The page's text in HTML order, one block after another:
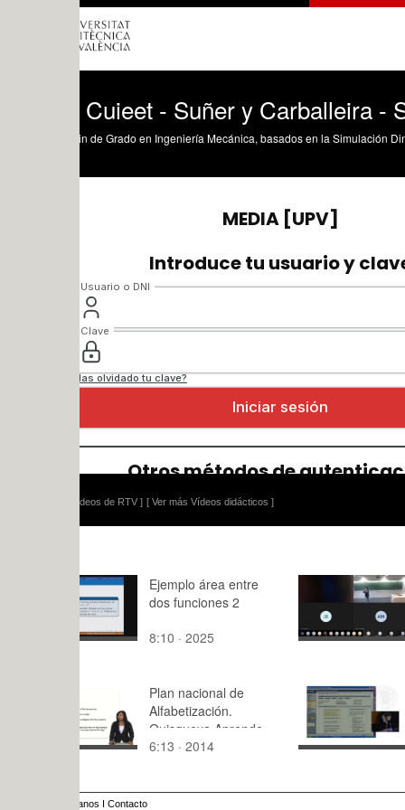
- Suñer y Carballeira - SDSM
de Grado en Ingeniería Mecánica, basados en la Simulación Dinámica de
[ Ver más Vídeos didácticos ]
Ejemplo área entre
dos funciones 2
8:10 · 2025
Clase
2020
142:57 ·
Plan nacional de
Alfabetización.
Quisqueya Aprende
Contigo
6:13 · 2014
Proyectos
65:25 ·